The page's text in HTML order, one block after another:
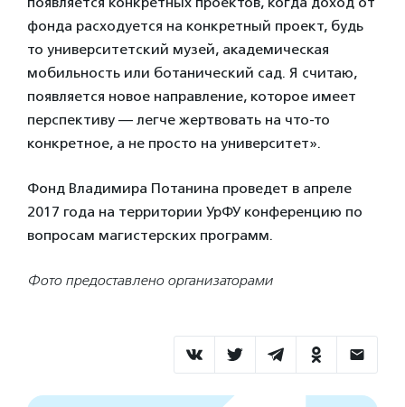
фонда расходуется на конкретный проект, будь
то университетский музей, академическая
мобильность или ботанический сад. Я считаю,
появляется новое направление, которое имеет
перспективу — легче жертвовать на что-то
конкретное, а не просто на университет».
Фонд Владимира Потанина проведет в апреле
2017 года на территории УрФУ конференцию по
вопросам магистерских программ.
Фото предоставлено организаторами